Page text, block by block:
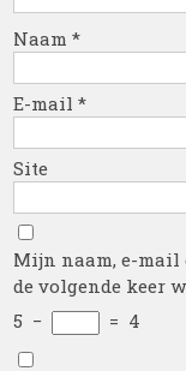
Naam*
E-mail*
Site
Mijn naam, e-mail
de volgende keer
5 − = 4